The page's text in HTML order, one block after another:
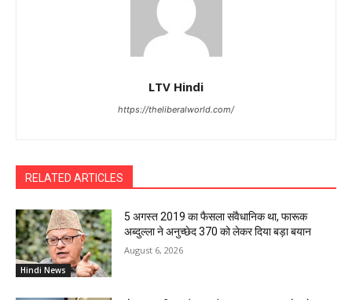
LTV Hindi
https://theliberalworld.com/
RELATED ARTICLES
Hindi News
5 अगस्त 2019 का फैसला संवैधानिक था, फारूक
अब्दुल्ला ने अनुच्छेद 370 को लेकर दिया बड़ा बयान
August 6, 2026